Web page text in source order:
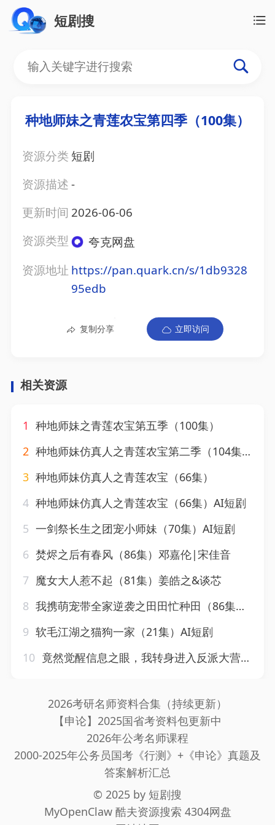
短剧搜
种地师妹之青莲农宝第四季（100集）
资源分类 短剧
资源描述-
更新时间 2026-06-06
资源类型
夸克网盘
资源地址 https://pan.quark.cn/s/1db9328
95edb
复制分享 立即访问
相关资源
1 种地师妹之青莲农宝第五季（100集）
2 种地师妹仿真人之青莲农宝第二季（104集）
3 种地师妹仿真人之青莲农宝（66集）
4 种地师妹仿真人之青莲农宝（66集）AI短剧
5 一剑祭长生之团宠小师妹（70集）AI短剧
6 焚烬之后有春风（86集）邓嘉伦|宋佳音
7 魔女大人惹不起（81集）姜皓之&谈芯
8 我携萌宠带全家逆袭之田田忙种田（86集）AI短剧
9 软毛江湖之猫狗一家（21集）AI短剧
10 竟然觉醒信息之眼，我转身进入反派大营&竟然觉醒信息之眼我转身进入反派大营（68集）孙羽中&廖澜
2026考研名师资料合集（持续更新）
【申论】2025国省考资料包更新中
2026年公考名师课程
2000-2025年公务员国考《行测》+《申论》真题及
答案解析汇总
© 2025 by 短剧搜
MyOpenClaw酷夫资源搜索 4304网盘